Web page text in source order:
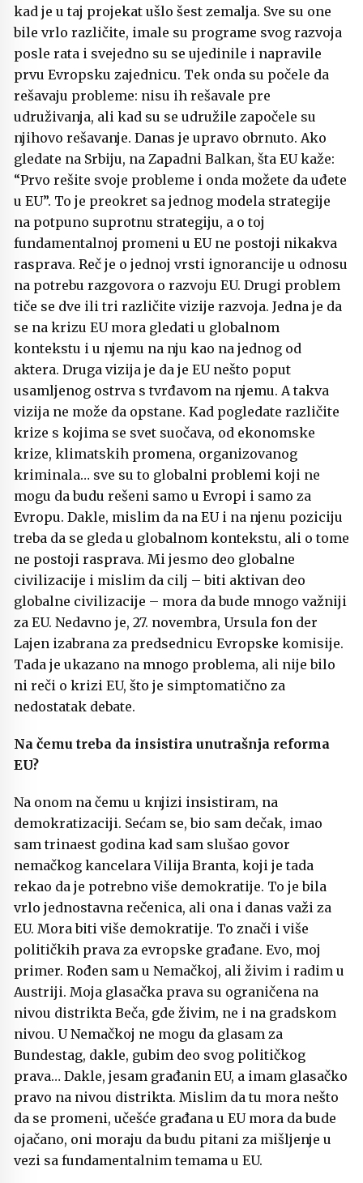
kad je u taj projekat ušlo šest zemalja. Sve su one
bile vrlo različite, imale su programe svog razvoja
posle rata i svejedno su se ujedinile i napravile
prvu Evropsku zajednicu. Tek onda su počele da
rešavaju probleme: nisu ih rešavale pre
udruživanja, ali kad su se udružile započele su
njihovo rešavanje. Danas je upravo obrnuto. Ako
gledate na Srbiju, na Zapadni Balkan, šta EU kaže:
“Prvo rešite svoje probleme i onda možete da uđete
u EU”. To je preokret sa jednog modela strategije
na potpuno suprotnu strategiju, a o toj
fundamentalnoj promeni u EU ne postoji nikakva
rasprava. Reč je o jednoj vrsti ignorancije u odnosu
na potrebu razgovora o razvoju EU. Drugi problem
tiče se dve ili tri različite vizije razvoja. Jedna je da
se na krizu EU mora gledati u globalnom
kontekstu i u njemu na nju kao na jednog od
aktera. Druga vizija je da je EU nešto poput
usamljenog ostrva s tvrđavom na njemu. A takva
vizija ne može da opstane. Kad pogledate različite
krize s kojima se svet suočava, od ekonomske
krize, klimatskih promena, organizovanog
kriminala… sve su to globalni problemi koji ne
mogu da budu rešeni samo u Evropi i samo za
Evropu. Dakle, mislim da na EU i na njenu poziciju
treba da se gleda u globalnom kontekstu, ali o tome
ne postoji rasprava. Mi jesmo deo globalne
civilizacije i mislim da cilj – biti aktivan deo
globalne civilizacije – mora da bude mnogo važniji
za EU. Nedavno je, 27. novembra, Ursula fon der
Lajen izabrana za predsednicu Evropske komisije.
Tada je ukazano na mnogo problema, ali nije bilo
ni reči o krizi EU, što je simptomatično za
nedostatak debate.
Na čemu treba da insistira unutrašnja reforma
EU?
Na onom na čemu u knjizi insistiram, na
demokratizaciji. Sećam se, bio sam dečak, imao
sam trinaest godina kad sam slušao govor
nemačkog kancelara Vilija Branta, koji je tada
rekao da je potrebno više demokratije. To je bila
vrlo jednostavna rečenica, ali ona i danas važi za
EU. Mora biti više demokratije. To znači i više
političkih prava za evropske građane. Evo, moj
primer. Rođen sam u Nemačkoj, ali živim i radim u
Austriji. Moja glasačka prava su ograničena na
nivou distrikta Beča, gde živim, ne i na gradskom
nivou. U Nemačkoj ne mogu da glasam za
Bundestag, dakle, gubim deo svog političkog
prava… Dakle, jesam građanin EU, a imam glasačko
pravo na nivou distrikta. Mislim da tu mora nešto
da se promeni, učešće građana u EU mora da bude
ojačano, oni moraju da budu pitani za mišljenje u
vezi sa fundamentalnim temama u EU.